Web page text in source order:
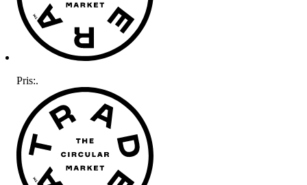
Pris:.